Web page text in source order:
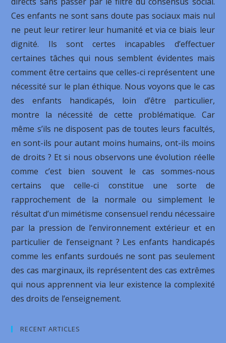
Ces enfants ne sont sans doute pas sociaux mais nul
ne peut leur retirer leur humanité et via ce biais leur
dignité. Ils sont certes incapables d’effectuer
certaines tâches qui nous semblent évidentes mais
comment être certains que celles-ci représentent une
nécessité sur le plan éthique. Nous voyons que le cas
des enfants handicapés, loin d’être particulier,
montre la nécessité de cette problématique. Car
même s’ils ne disposent pas de toutes leurs facultés,
en sont-ils pour autant moins humains, ont-ils moins
de droits ? Et si nous observons une évolution réelle
comme c’est bien souvent le cas sommes-nous
certains que celle-ci constitue une sorte de
rapprochement de la normale ou simplement le
résultat d’un mimétisme consensuel rendu nécessaire
par la pression de l’environnement extérieur et en
particulier de l’enseignant ? Les enfants handicapés
comme les enfants surdoués ne sont pas seulement
des cas marginaux, ils représentent des cas extrêmes
qui nous apprennent via leur existence la complexité
des droits de l’enseignement.
RECENT ARTICLES